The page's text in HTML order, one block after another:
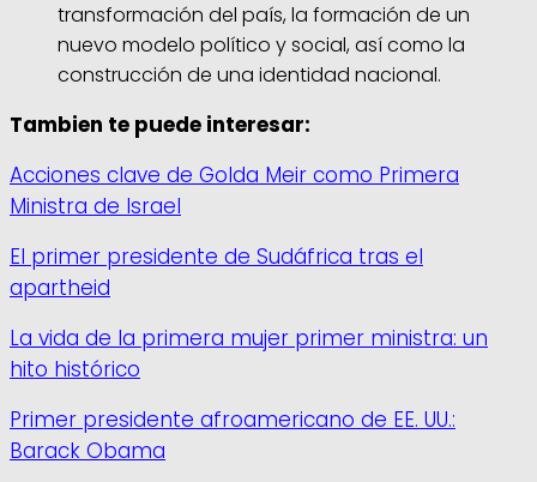
transformación del país, la formación de un
nuevo modelo político y social, así como la
construcción de una identidad nacional.
Tambien te puede interesar:
Acciones clave de Golda Meir como Primera
Ministra de Israel
El primer presidente de Sudáfrica tras el
apartheid
La vida de la primera mujer primer ministra: un
hito histórico
Primer presidente afroamericano de EE. UU.:
Barack Obama